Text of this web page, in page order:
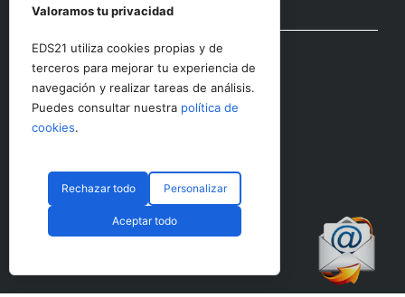
Otras secciones
Contacto
© CopyRight 2023 RRHHDigital
Valoramos tu privacidad
EDS21 utiliza cookies propias y de
terceros para mejorar tu experiencia de
navegación y realizar tareas de análisis.
Puedes consultar nuestra política de
cookies.
Rechazar todo Personalizar
Aceptar todo